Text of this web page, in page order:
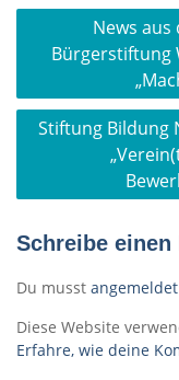
News
Bürgerstiftung
Stiftung Bildung
Schreibe einen
Du musst angemeldet
Diese Website
Erfahre, wie deine